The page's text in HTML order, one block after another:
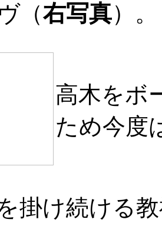
（右写真）。
高木をボ
ため今度
掛け続ける